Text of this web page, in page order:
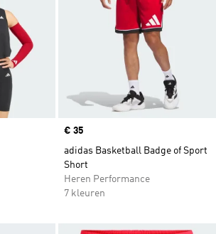
Price
€ 35
adidas Basketball Badge of Sport
Short
Heren Performance
7 kleuren